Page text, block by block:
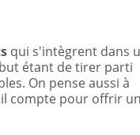
qui s'intègrent dans
étant de tirer parti
On pense aussi à
compte pour offrir un